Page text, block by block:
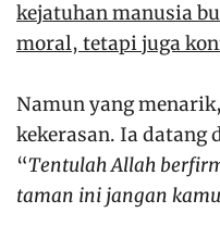
kejatuhan manusia
moral, tetapi juga
Namun yang
kekerasan. Ia datang
“Tentulah Allah
taman ini jangan